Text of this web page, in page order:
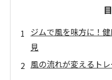
ジムで風を味方に！
見
風の流れが変えるト